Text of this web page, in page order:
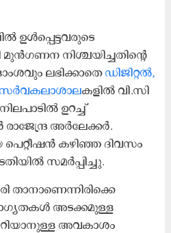
ഉൾപ്പെട്ടവരുടെ
മുൻഗണന നിശ്ചയിച്ചതിന്റെ
ലഭിക്കാതെ ഡിജിറ്റൽ,
സർവകലാശാലകളിൽ വി.സി
ഉറച്ച്
അർലേക്കർ.
പെറ്റീഷൻ കഴിഞ്ഞ ദിവസം
സമർപ്പിച്ചു.
താനാണെന്നിരിക്കെ
അടക്കമുള്ള
അവകാശം